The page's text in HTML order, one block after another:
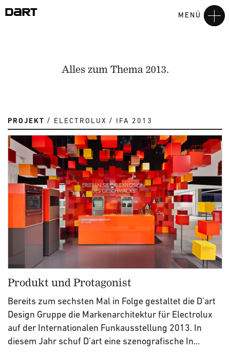
MENÜ
Alles zum Thema 2013.
PROJEKT ELECTROLUX IFA 2013
Produkt und Protagonist
Bereits zum sechsten Mal in Folge gestaltet die D’art
Design Gruppe die Markenarchitektur für Electrolux
auf der Internationalen Funkausstellung 2013. In
diesem Jahr schuf D’art eine szenografische In...